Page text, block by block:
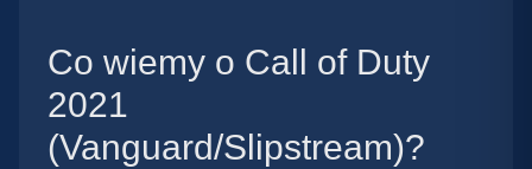
Co wiemy o Call of Duty
2021
(Vanguard/Slipstream)?